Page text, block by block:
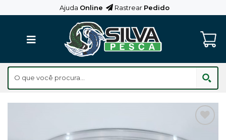
Ajuda Online Rastrear Pedido